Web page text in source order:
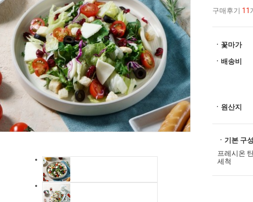
구매후기 11
ㆍ꽃마가
ㆍ배송비
ㆍ원산지
ㆍ기본 구성
프레시온
세척